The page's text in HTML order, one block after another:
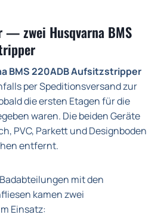
— zwei Husqvarna BMS
BMS 220ADB Aufsitzstripper
per Speditionsversand zur
die ersten Etagen für die
waren. Die beiden Geräte
PVC, Parkett und Designboden
entfernt.
mit den
kamen zwei
Einsatz: